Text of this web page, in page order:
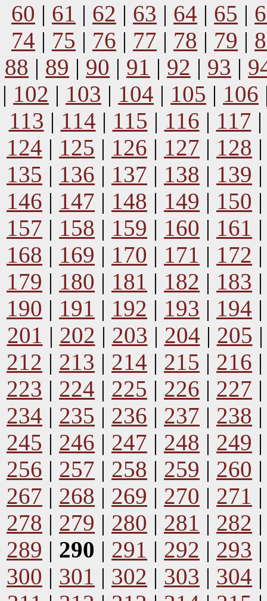
60 | 61 | 62 | 63 | 64 | 65 |
74 | 75 | 76 | 77 | 78 | 79 |
88 | 89 | 90 | 91 | 92 | 93 |
| 102 | 103 | 104 | 105 | 106
113 | 114 | 115 | 116 | 117
124 | 125 | 126 | 127 | 128
135 | 136 | 137 | 138 | 139
146 | 147 | 148 | 149 | 150
157 | 158 | 159 | 160 | 161
168 | 169 | 170 | 171 | 172
179 | 180 | 181 | 182 | 183
190 | 191 | 192 | 193 | 194
201 | 202 | 203 | 204 | 205
212 | 213 | 214 | 215 | 216
223 | 224 | 225 | 226 | 227
234 | 235 | 236 | 237 | 238
245 | 246 | 247 | 248 | 249
256 | 257 | 258 | 259 | 260
267 | 268 | 269 | 270 | 271
278 | 279 | 280 | 281 | 282
289 | 290 | 291 | 292 | 293
300 | 301 | 302 | 303 | 304